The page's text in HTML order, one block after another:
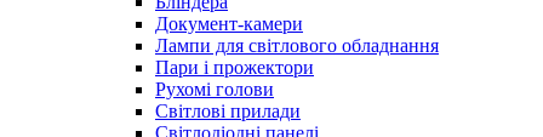
Документ-камери
Лампи для світлового обладнання
Пари і прожектори
Рухомі голови
Світлові прилади
Світлодіодні панелі